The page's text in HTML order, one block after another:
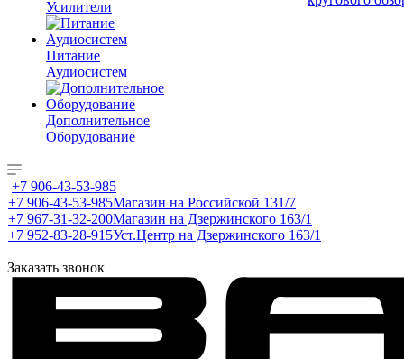
Усилители
Питание
Аудиосистем
Дополнительное
Оборудование
+7 906-43-53-985
+7 906-43-53-985Магазин на Российской 131/7
+7 967-31-32-200Магазин на Дзержинского 163/1
+7 952-83-28-915Уст.Центр на Дзержинского 163/1
Заказать звонок